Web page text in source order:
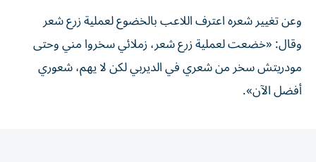
وعن تغيير شعره اعترف اللاعب بالخضوع لعملية زرع شعر
وقال: «خضعت لعملية زرع شعر، زملائي سخروا مني وحتى
مودريتش سخر من شعري في الديربي لكن لا يهم، شعوري
أفضل الآن».